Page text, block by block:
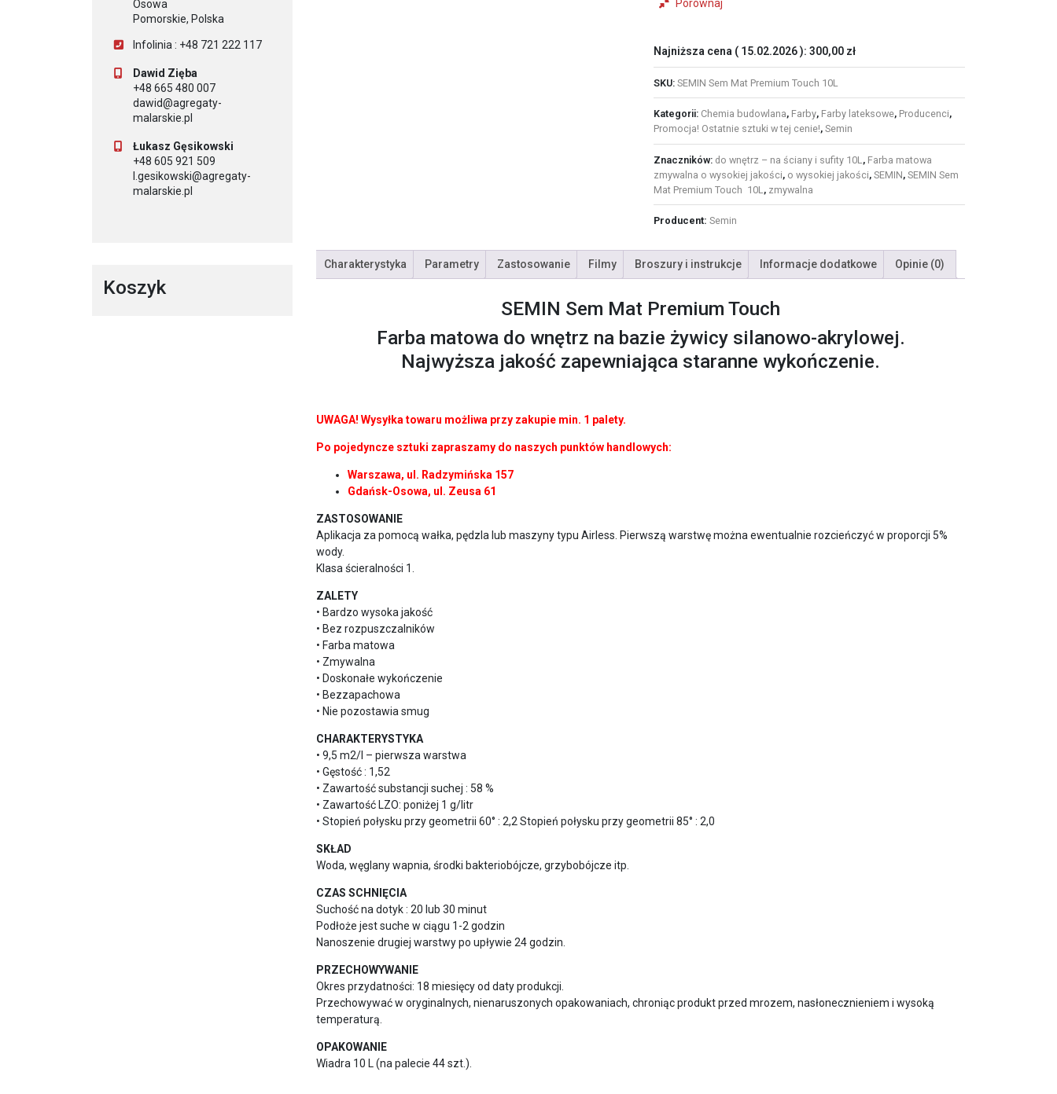
wnętrz
L
Porównaj
Najniższa cena ( 15.02.2026): 300,00 zł
SKU: SEMIN Sem Mat Premium Touch 10L
Kategorii: Chemia budowlana, Farby, Farby lateksowe, Producenci,
Promocja! Ostatnie sztuki w tej cenie!, Semin
Znaczników: do wnętrz – na ściany i sufity 10L , Farba matowa
zmywalna o wysokiej jakości, o wysokiej jakości, SEMIN, SEMIN Sem
Mat Premium Touch 10L , zmywalna
Producent: Semin
Charakterystyka Parametry Zastosowanie Filmy Broszury i instrukcje Informacje dodatkowe Opinie (0)
SEMIN Sem Mat Premium Touch
Farba matowa do wnętrz na bazie żywicy silanowo-akrylowej.
Najwyższa jakość zapewniająca staranne wykończenie.
UWAGA! Wysyłka towaru możliwa przy zakupie min. 1 palety.
Po pojedyncze sztuki zapraszamy do naszych punktów handlowych:
Warszawa, ul. Radzymińska 157
Gdańsk-Osowa, ul. Zeusa 61
ZASTOSOWANIE
Aplikacja za pomocą wałka, pędzla lub maszyny typu Airless. Pierwszą warstwę można ewentualnie rozcieńczyć w proporcji 5%
wody.
Klasa ścieralności 1.
ZALETY
• Bardzo wysoka jakość
• Bez rozpuszczalników
• Farba matowa
• Zmywalna
• Doskonałe wykończenie
• Bezzapachowa
• Nie pozostawia smug
CHARAKTERYSTYKA
• 9,5 m2/l – pierwsza warstwa
• Gęstość : 1,52
• Zawartość substancji suchej : 58 %
• Zawartość LZO: poniżej 1 g/litr
• Stopień połysku przy geometrii 60° : 2,2 Stopień połysku przy geometrii 85° : 2,0
SKŁAD
Woda, węglany wapnia, środki bakteriobójcze, grzybobójcze itp.
CZAS SCHNIĘCIA
Suchość na dotyk : 20 lub 30 minut
Podłoże jest suche w ciągu 1-2 godzin
Nanoszenie drugiej warstwy po upływie 24 godzin.
PRZECHOWYWANIE
Okres przydatności: 18 miesięcy od daty produkcji.
Przechowywać w oryginalnych, nienaruszonych opakowaniach, chroniąc produkt przed mrozem, nasłonecznieniem i wysoką
temperaturą.
OPAKOWANIE
Wiadra 10 L (na palecie 44 szt.).
Osowa
Pomorskie, Polska
Infolinia : +48 721 222 117
Dawid Zięba
+48 665 480 007
dawid@agregaty-
malarskie.pl
Łukasz Gęsikowski
+48 605 921 509
l.gesikowski@agregaty-
malarskie.pl
Koszyk